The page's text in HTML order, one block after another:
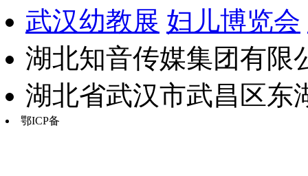
武汉幼教展 妇儿博览会
湖北知音传媒集团有限
湖北省武汉市武昌区东
鄂ICP备